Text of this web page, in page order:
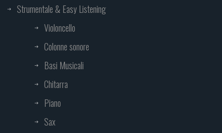
Strumentale & Easy Listening
Violoncello
Colonne sonore
Basi Musicali
Chitarra
Piano
Sax